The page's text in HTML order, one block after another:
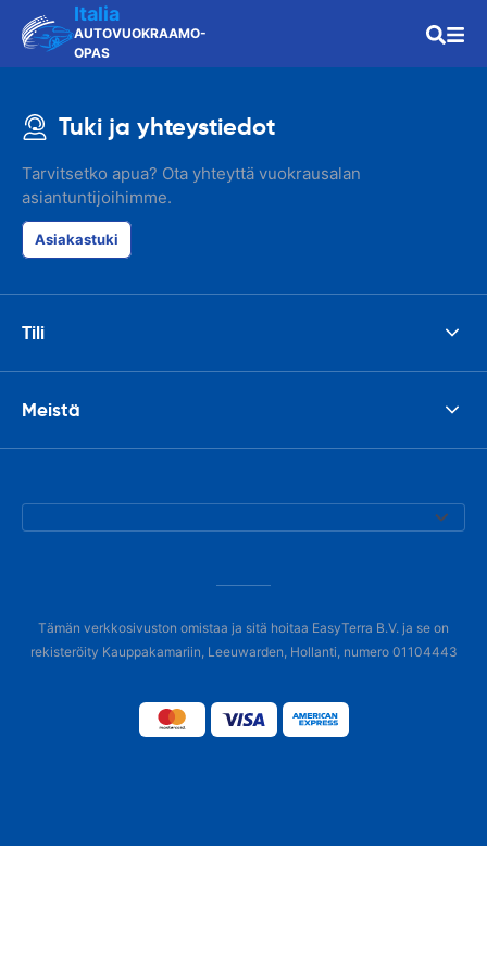
Italia
AUTOVUOKRAAMO-
OPAS
Tuki ja yhteystiedot
Tarvitsetko apua? Ota yhteyttä vuokrausalan
asiantuntijoihimme.
Asiakastuki
Tili
Meistä
Tämän verkkosivuston omistaa ja sitä hoitaa EasyTerra B.V. ja se on
rekisteröity Kauppakamariin, Leeuwarden, Hollanti, numero 01104443